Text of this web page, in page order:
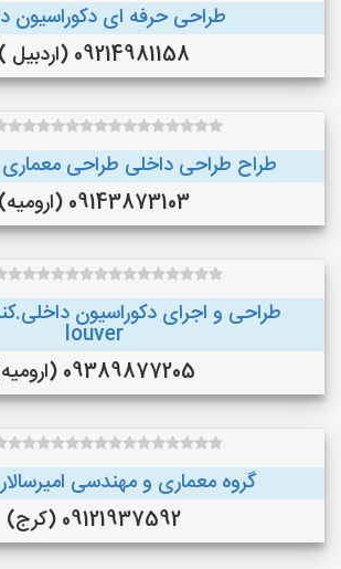
طراحی حرفه ای دکوراسیون
09214981158 (اردبیل )
طراح طراحی داخلی طراحی معماری
09143873103 (ارومیه)
طراحی و اجرای دکوراسیون
louver
09389877205 (ارومیه)
گروه معماری و مهندسی
09121937592 (کرج)